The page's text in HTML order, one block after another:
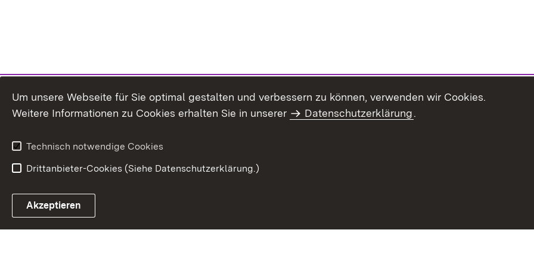
Um unsere Webseite für Sie optimal gestalten und verbessern zu können, verwenden wir Cookies.
Weitere Informationen zu Cookies erhalten Sie in unserer
Datenschutzerklärung.
Technisch notwendige Cookies
Drittanbieter-Cookies (Siehe Datenschutzerklärung.)
Akzeptieren